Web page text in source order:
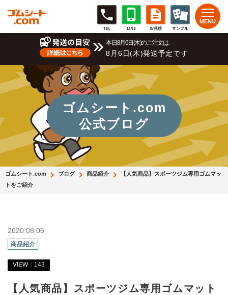
本日8月6日(木)のご注文は、
8月6日(木)発送予定です
ゴムシート.com
公式ブログ
ゴムシート.com ブログ 商品紹介
【人気商品】スポーツジム専用ゴムマッ
トをご紹介
2020.08.06
商品紹介
VIEW：143
【人気商品】スポーツジム専用ゴムマット